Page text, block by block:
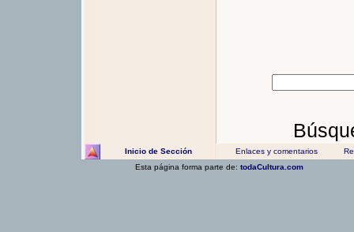
Inicio de Sección Enlaces y comentarios
Esta página forma parte de: todaCultura.com